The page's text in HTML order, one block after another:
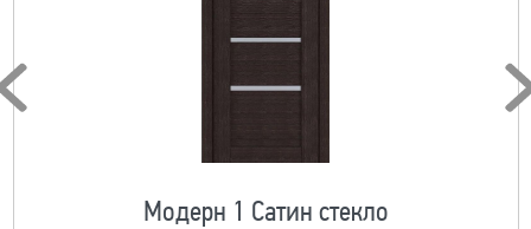
Модерн 1 Сатин стекло